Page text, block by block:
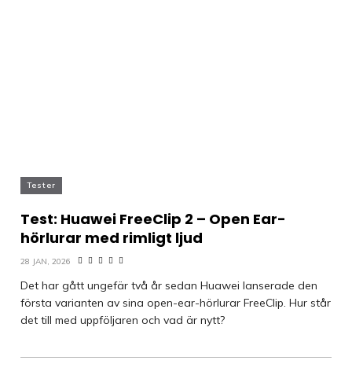
Tester
Test: Huawei FreeClip 2 – Open Ear-
hörlurar med rimligt ljud
28 JAN, 2026
Det har gått ungefär två år sedan Huawei lanserade den
första varianten av sina open-ear-hörlurar FreeClip. Hur står
det till med uppföljaren och vad är nytt?